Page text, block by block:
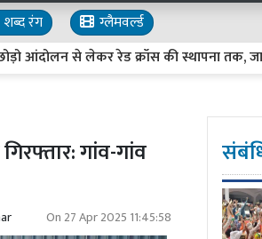
शब्द रंग
ग्लैमवर्ल्ड
से लेकर रेड क्रॉस की स्थापना तक, जानें इस
गांव-गांव
On 27 Apr 2025 11:45:58